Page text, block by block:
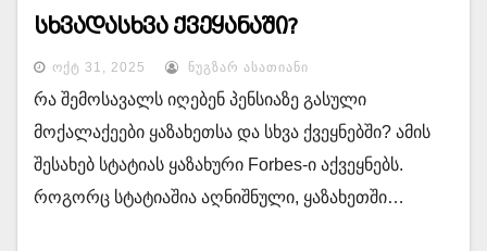
სხვადასხვა ქვეყანაში?
ᲝᲥᲢ 31, 2025 ᲜᲣᲒᲖᲐᲠ ᲐᲡᲐᲗᲘᲐᲜᲘ
რა შემოსავალს იღებენ პენსიაზე გასული
მოქალაქეები ყაზახეთსა და სხვა ქვეყნებში? ამის
შესახებ სტატიას ყაზახური Forbes-ი აქვეყნებს.
როგორც სტატიაშია აღნიშნული, ყაზახეთში…